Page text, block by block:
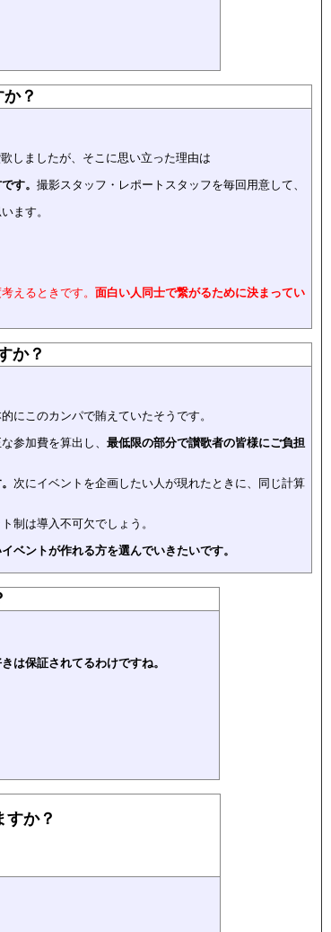
？
しましたが、そこに思い立った理由は
す。 撮影スタッフ・レポートスタッフを毎回用意して、
ます。
えるときです。 面白い人同士で繋がるために決まってい
か？
にこのカンパで賄えていたそうです。
参加費を算出し、 最低限の部分で讃歌者の皆様にご負担
次にイベントを企画したい人が現れたときに、同じ計算
制は導入不可欠でしょう。
ベントが作れる方を選んでいきたいです。
は保証されてるわけですね。
すか？